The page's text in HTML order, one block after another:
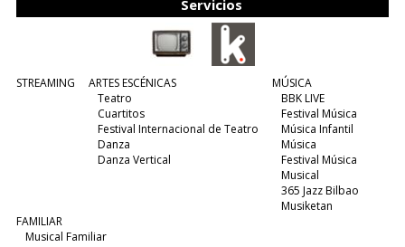
Servicios
STREAMING
ARTES ESCÉNICAS
Teatro
Cuartitos
Festival Internacional de Teatro
Danza
Danza Vertical
MÚSICA
BBK LIVE
Festival Música
Música Infantil
Música
Festival Música
Musical
365 Jazz Bilbao
Musiketan
FAMILIAR
Musical Familiar